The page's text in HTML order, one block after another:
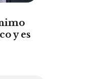
y es